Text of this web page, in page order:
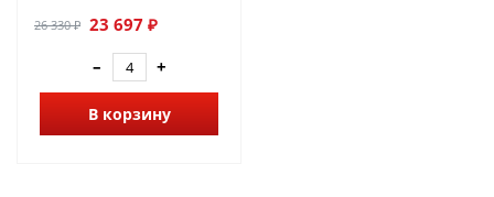
26 330 ₽ 23 697 ₽
–
+
В корзину